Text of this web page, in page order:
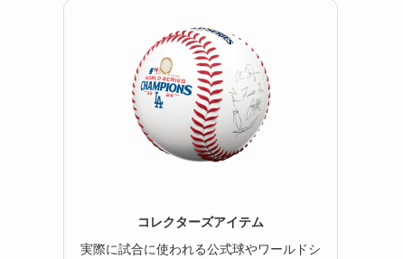
コレクターズアイテム
実際に試合に使われる公式球やワールドシ